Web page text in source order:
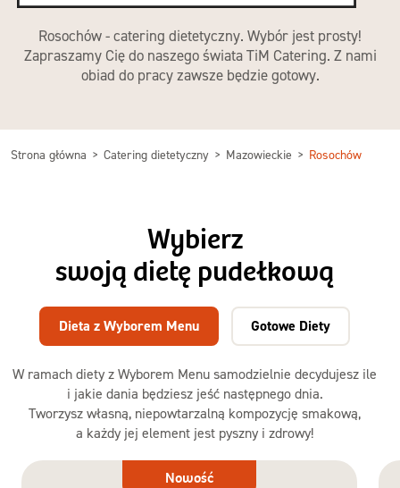
Rosochów - catering dietetyczny. Wybór jest prosty!
Zapraszamy Cię do naszego świata TiM Catering. Z nami
obiad do pracy zawsze będzie gotowy.
Strona główna Catering dietetyczny Mazowieckie Rosochów
Wybierz
swoją dietę pudełkową
W ramach diety z Wyborem Menu samodzielnie decydujesz ile
i jakie dania będziesz jeść następnego dnia.
Tworzysz własną, niepowtarzalną kompozycję smakową,
a każdy jej element jest pyszny i zdrowy!
Dieta z Wyborem Menu Gotowe Diety
Dieta
Nowość